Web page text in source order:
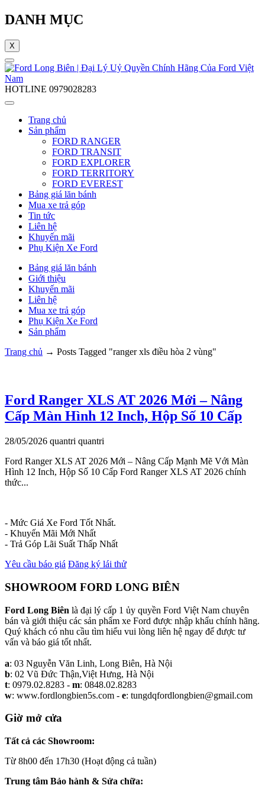
DANH MỤC
X
HOTLINE 0979028283
Trang chủ
Sản phẩm
FORD RANGER
FORD TRANSIT
FORD EXPLORER
FORD TERRITORY
FORD EVEREST
Bảng giá lăn bánh
Mua xe trả góp
Tin tức
Liên hệ
Khuyến mãi
Phụ Kiện Xe Ford
Bảng giá lăn bánh
Giới thiệu
Khuyến mãi
Liên hệ
Mua xe trả góp
Phụ Kiện Xe Ford
Sản phẩm
Trang chủ → Posts Tagged "ranger xls điều hòa 2 vùng"
Ford Ranger XLS AT 2026 Mới – Nâng
Cấp Màn Hình 12 Inch, Hộp Số 10 Cấp
28/05/2026 quantri quantri
Ford Ranger XLS AT 2026 Mới – Nâng Cấp Mạnh Mẽ Với Màn
Hình 12 Inch, Hộp Số 10 Cấp Ford Ranger XLS AT 2026 chính
thức...
- Mức Giá Xe Ford Tốt Nhất.
- Khuyến Mãi Mới Nhất
- Trả Góp Lãi Suất Thấp Nhất
Yêu cầu báo giá Đăng ký lái thử
SHOWROOM FORD LONG BIÊN
Ford Long Biên là đại lý cấp 1 ủy quyền Ford Việt Nam chuyên
bán và giới thiệu các sản phẩm xe Ford được nhập khẩu chính hãng.
Quý khách có nhu cầu tìm hiểu vui lòng liên hệ ngay để được tư
vấn và báo giá tốt nhất.
a: 03 Nguyễn Văn Linh, Long Biên, Hà Nội
b: 02 Vũ Đức Thận,Việt Hưng, Hà Nội
t: 0979.02.8283 - m: 0848.02.8283
w: www.fordlongbien5s.com - e: tungdqfordlongbien@gmail.com
Giờ mở cửa
Tất cả các Showroom:
Từ 8h00 đến 17h30 (Hoạt động cả tuần)
Trung tâm Bảo hành & Sửa chữa: